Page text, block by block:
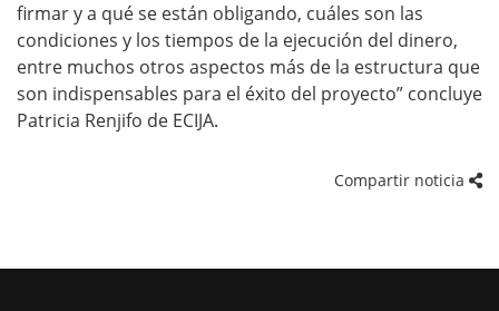
firmar y a qué se están obligando, cuáles son las
condiciones y los tiempos de la ejecución del dinero,
entre muchos otros aspectos más de la estructura que
son indispensables para el éxito del proyecto” concluye
Patricia Renjifo de ECIJA.
Compartir noticia